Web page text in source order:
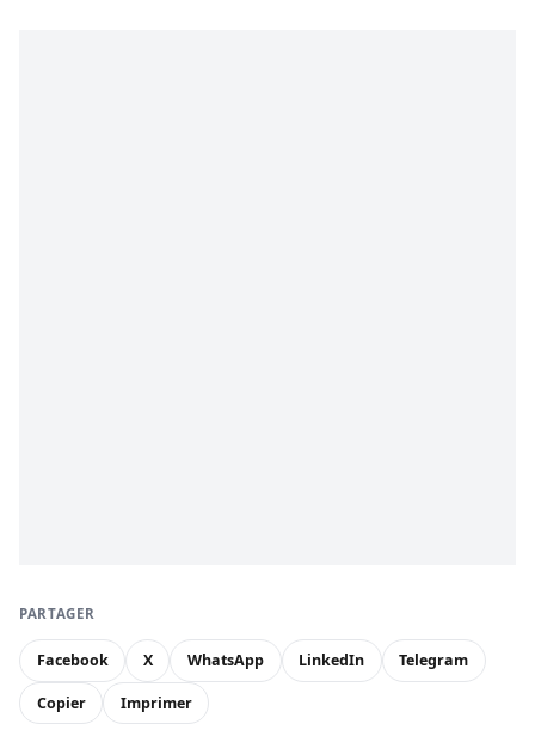
PARTAGER
Facebook X WhatsApp LinkedIn Telegram
Copier Imprimer